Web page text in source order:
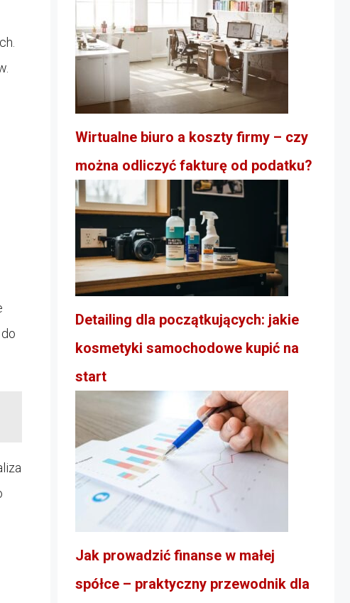
Wirtualne biuro a koszty firmy – czy
można odliczyć fakturę od podatku?
Detailing dla początkujących: jakie
kosmetyki samochodowe kupić na
start
Jak prowadzić finanse w małej
spółce – praktyczny przewodnik dla